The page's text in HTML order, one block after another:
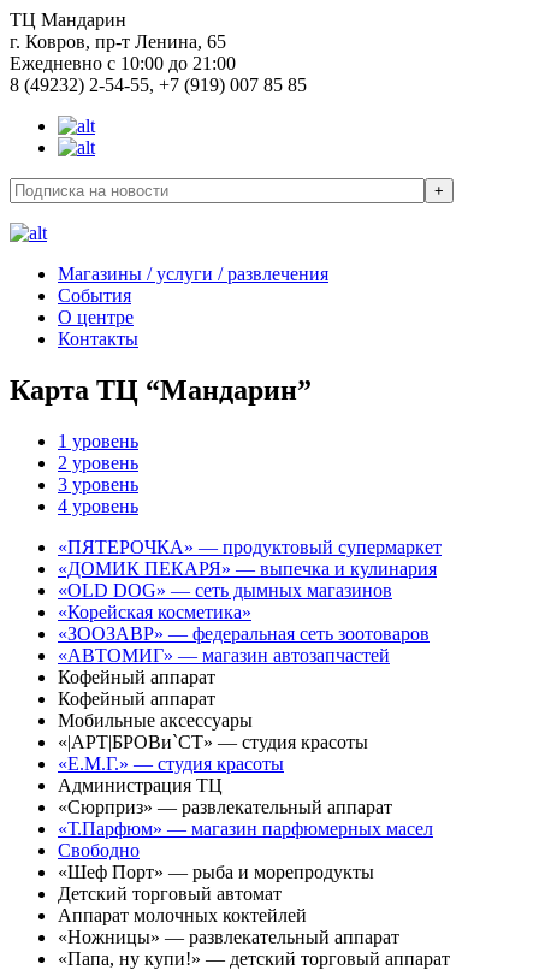
ТЦ Мандарин
г. Ковров, пр-т Ленина, 65
Ежедневно с 10:00 до 21:00
8 (49232) 2-54-55, +7 (919) 007 85 85
Магазины / услуги / развлечения
События
О центре
Контакты
Карта ТЦ “Мандарин”
1 уровень
2 уровень
3 уровень
4 уровень
«ПЯТЕРОЧКА» — продуктовый супермаркет
«ДОМИК ПЕКАРЯ» — выпечка и кулинария
«OLD DOG» — сеть дымных магазинов
«Корейская косметика»
«ЗООЗАВР» — федеральная сеть зоотоваров
«АВТОМИГ» — магазин автозапчастей
Кофейный аппарат
Кофейный аппарат
Мобильные аксессуары
«|АРТ|БРОВи`СТ» — студия красоты
«Е.М.Г.» — студия красоты
Администрация ТЦ
«Сюрприз» — развлекательный аппарат
«Т.Парфюм» — магазин парфюмерных масел
Свободно
«Шеф Порт» — рыба и морепродукты
Детский торговый автомат
Аппарат молочных коктейлей
«Ножницы» — развлекательный аппарат
«Папа, ну купи!» — детский торговый аппарат